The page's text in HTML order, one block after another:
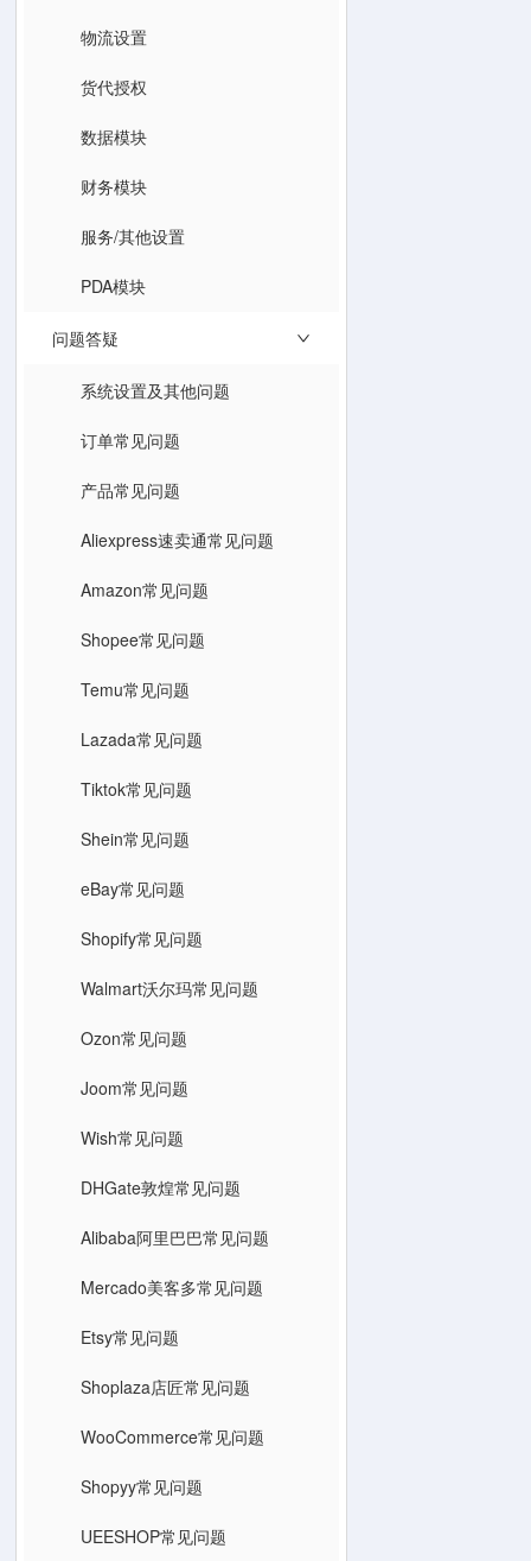
物流设置
货代授权
数据模块
财务模块
服务/其他设置
PDA模块
问题答疑
系统设置及其他问题
订单常见问题
产品常见问题
Aliexpress速卖通常见问题
Amazon常见问题
Shopee常见问题
Temu常见问题
Lazada常见问题
Tiktok常见问题
Shein常见问题
eBay常见问题
Shopify常见问题
Walmart沃尔玛常见问题
Ozon常见问题
Joom常见问题
Wish常见问题
DHGate敦煌常见问题
Alibaba阿里巴巴常见问题
Mercado美客多常见问题
Etsy常见问题
Shoplaza店匠常见问题
WooCommerce常见问题
Shopyy常见问题
UEESHOP常见问题